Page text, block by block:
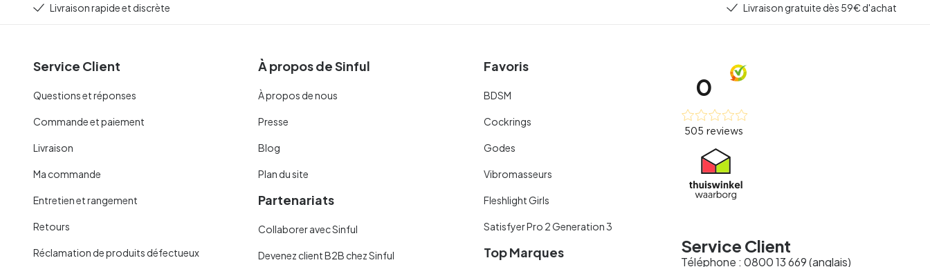
Livraison rapide et discrète Livraison gratuite dès 59€ d'achat
Service Client
Questions et réponses
Commande et paiement
Livraison
Ma commande
Entretien et rangement
Retours
Réclamation de produits défectueux
À propos de Sinful
À propos de nous
Presse
Blog
Plan du site
Partenariats
Collaborer avec Sinful
Devenez client B2B chez Sinful
Favoris
BDSM
Cockrings
Godes
Vibromasseurs
Fleshlight Girls
Satisfyer Pro 2 Generation 3
Top Marques Service Client
Téléphone : 0800 13 669 (anglais)